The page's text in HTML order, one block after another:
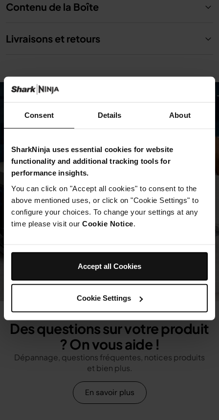
Consent Details About
SharkNinja uses essential cookies for website
functionality and additional tracking tools for
performance insights.
You can click on "Accept all cookies" to consent to the
above mentioned uses, or click on "Cookie Settings" to
configure your choices. To change your settings at any
time please visit our Cookie Notice
Accept all Cookies
Cookie Settings
Contenu de la Boîte
Livraisons et retours
Des questions sur votre produit
? On vous aide !
Dépannage, questions fréquentes, notices produits
et bien plus.
En savoir plus